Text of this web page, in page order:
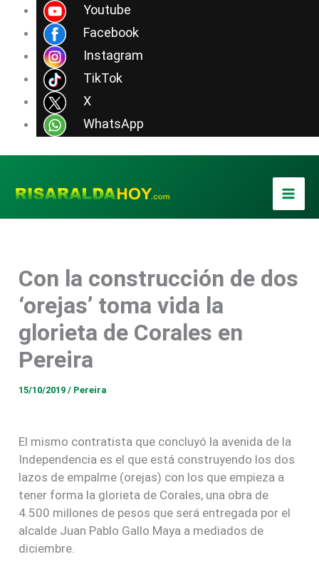
Youtube
Facebook
Instagram
TikTok
X
WhatsApp
contenido
Con la construcción de dos
‘orejas’ toma vida la
glorieta de Corales en
Pereira
15/10/2019/ Pereira
El mismo contratista que concluyó la avenida de la
Independencia es el que está construyendo los dos
lazos de empalme (orejas) con los que empieza a
tener forma la glorieta de Corales, una obra de
4.500 millones de pesos que será entregada por el
alcalde Juan Pablo Gallo Maya a mediados de
diciembre.